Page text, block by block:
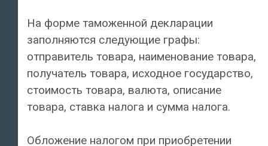
На форме таможенной декларации
заполняются следующие графы:
отправитель товара, наименование товара,
получатель товара, исходное государство,
стоимость товара, валюта, описание
товара, ставка налога и сумма налога.
Обложение налогом при приобретении